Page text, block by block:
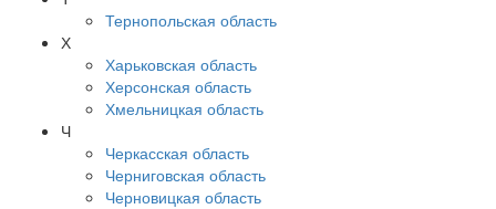
Тернопольская область
Х
Харьковская область
Херсонская область
Хмельницкая область
Ч
Черкасская область
Черниговская область
Черновицкая область